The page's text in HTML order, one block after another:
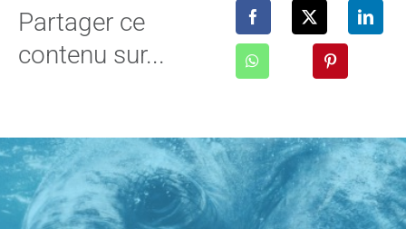
Partager ce
contenu sur...